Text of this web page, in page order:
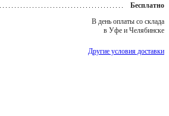
Бесплатно
В день оплаты со склада
в Уфе и Челябинске
Другие условия доставки